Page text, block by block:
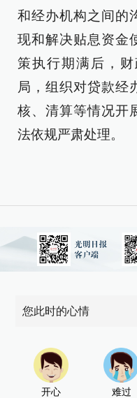
和经办机构之间的
现和解决贴息资金
策执行期满后，
局，组织对贷款经
核、清算等情况开
法依规严肃处理。
您此时的心情
开心 难过